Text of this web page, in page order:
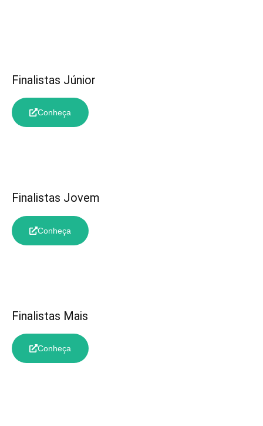
Finalistas Júnior
Conheça
Finalistas Jovem
Conheça
Finalistas Mais
Conheça